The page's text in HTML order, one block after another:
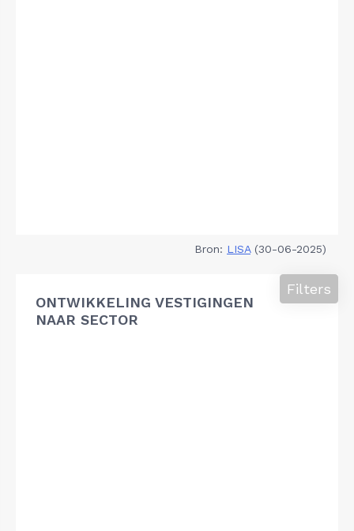
Bron: LISA(30-06-2025)
ONTWIKKELING VESTIGINGEN
NAAR SECTOR
Filters